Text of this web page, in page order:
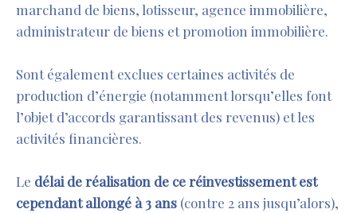
marchand de biens, lotisseur, agence immobilière,
administrateur de biens et promotion immobilière.
Sont également exclues certaines activités de
production d’énergie (notamment lorsqu’elles font
l’objet d’accords garantissant des revenus) et les
activités financières.
Le délai de réalisation de ce réinvestissement est
cependant allongé à 3 ans (contre 2 ans jusqu’alors),